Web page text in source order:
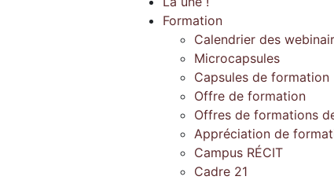
Formation
Calendrier des
Microcapsules
Capsules de formation
Offre de formation
Offres de formations
Appréciation de
Campus RÉCIT
Cadre 21